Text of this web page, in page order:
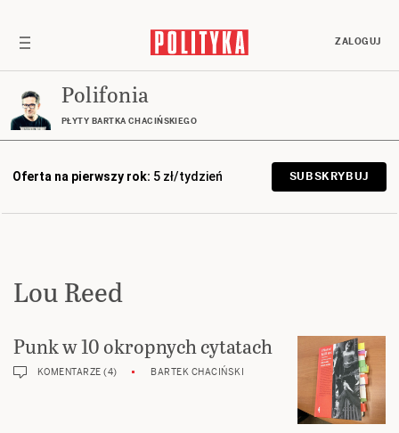
ZALOGUJ
Polifonia
PŁYTY BARTKA CHACIŃSKIEGO
Oferta na pierwszy rok: 5 zł/tydzień SUBSKRYBUJ
Lou Reed
Punk w 10 okropnych cytatach
KOMENTARZE (4) BARTEK CHACIŃSKI